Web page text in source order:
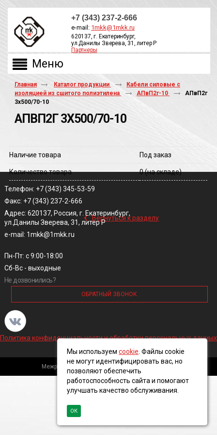
+7 (343) 237-2-666
e-mail: 1mkk@1mkk.ru
620137, г. Екатеринбург,
ул.Данилы Зверева, 31, литер Р
Партнеры
Главная Каталог продукции
Кабели силовые с
изоляцией из сшитого полиэтилена
АПвП2г-10
АПвП2г
3х500/70-10
АПВП2Г 3Х500/70-10
Наличие товара Под заказ
Количество товара 0(на складе)
‹ Вернуться к разделу
Телефон: +7 (343) 345-53-59
Факс: +7 (343) 237-2-666
Адрес: 620137, Россия, г. Екатеринбург,
ул.Данилы Зверева, 31, литер Р
e-mail: 1mkk@1mkk.ru
Пн-Пт: с 9:00-18:00
Сб-Вс - выходные
Не дозвонились?
ОБРАТНЫЙ ЗВОНОК
Политика конфиденциальности и обработки персональных данных
Межрегиональная кабельная компания, 2016 ©
Мы используем cookie . Файлы cookie
не могут идентифицировать вас, но
позволяют обеспечить
работоспособность сайта и помогают
улучшать качество обслуживания.
ОК